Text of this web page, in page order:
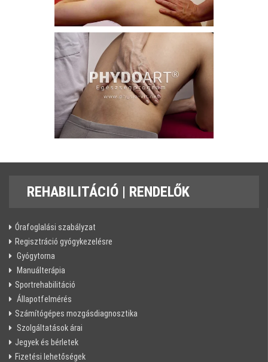
REHABILITÁCIÓ | RENDELŐK
Órafoglalási szabályzat
Regisztráció gyógykezelésre
Gyógytorna
Manuálterápia
Sportrehabilitáció
Állapotfelmérés
Számítógépes mozgásdiagnosztika
Szolgáltatások árai
Jegyek és bérletek
Fizetési lehetőségek